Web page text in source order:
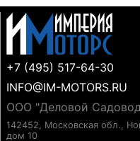
+7 (495) 517-64-30
INFO@IM-MOTORS.RU
ООО "Деловой
142452, Московская обл.,
дом 10